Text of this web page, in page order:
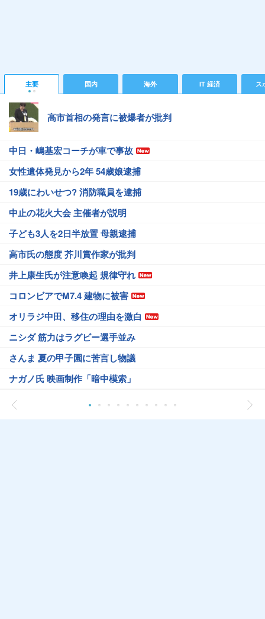
主要 国内 海外 IT 経済 ス
高市首相の発言に被爆者が批判
中日・嶋基宏コーチが車で事故
女性遺体発見から2年 54歳娘逮捕
19歳にわいせつ? 消防職員を逮捕
中止の花火大会 主催者が説明
子ども3人を2日半放置 母親逮捕
高市氏の態度 芥川賞作家が批判
井上康生氏が注意喚起 規律守れ
コロンビアでM7.4 建物に被害
オリラジ中田、移住の理由を激白
ニシダ 筋力はラグビー選手並み
さんま 夏の甲子園に苦言し物議
ナガノ氏 映画制作「暗中模索」